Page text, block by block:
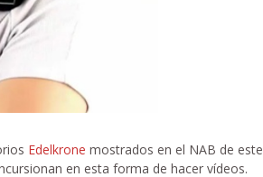
Edelkrone mostrados en el NAB de este
en esta forma de hacer vídeos.